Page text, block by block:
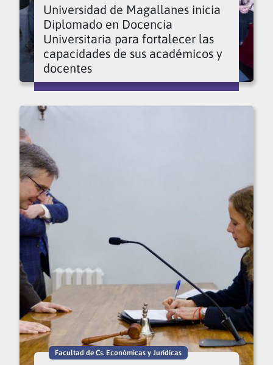
Universidad de Magallanes inicia
Diplomado en Docencia
Universitaria para fortalecer las
capacidades de sus académicos y
docentes
Facultad de Cs. Económicas y Jurídicas